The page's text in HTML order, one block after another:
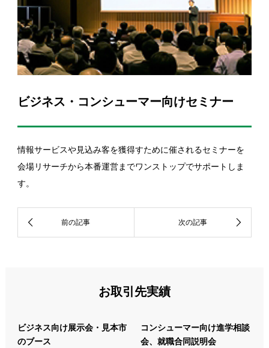
ビジネス・コンシューマー向けセミナー
情報サービスや見込み客を獲得すために催されるセミナーを
会場リサーチから本番運営までワンストップでサポートしま
す。
お取引先実績
ビジネス向け展示会・見本市
のブース
コンシューマー向け進学相談
会、就職合同説明会